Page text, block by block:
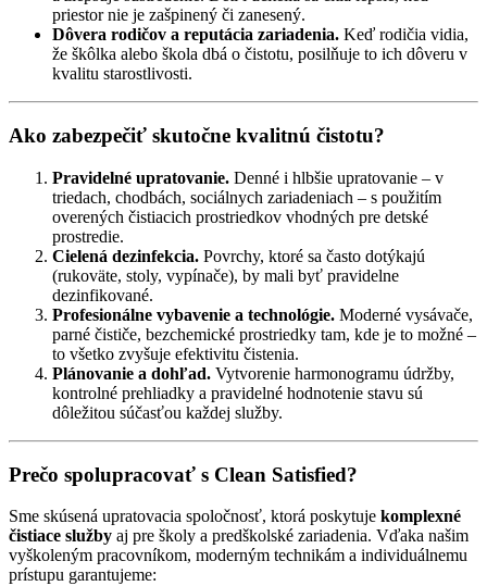
priestor nie je zašpinený či zanesený.
Dôvera rodičov a reputácia zariadenia. Keď rodičia vidia,
že škôlka alebo škola dbá o čistotu, posilňuje to ich dôveru v
kvalitu starostlivosti.
Ako zabezpečiť skutočne kvalitnú čistotu?
Pravidelné upratovanie. Denné i hlbšie upratovanie – v
triedach, chodbách, sociálnych zariadeniach – s použitím
overených čistiacich prostriedkov vhodných pre detské
prostredie.
Cielená dezinfekcia. Povrchy, ktoré sa často dotýkajú
(rukoväte, stoly, vypínače), by mali byť pravidelne
dezinfikované.
Profesionálne vybavenie a technológie. Moderné vysávače,
parné čističe, bezchemické prostriedky tam, kde je to možné –
to všetko zvyšuje efektivitu čistenia.
Plánovanie a dohľad. Vytvorenie harmonogramu údržby,
kontrolné prehliadky a pravidelné hodnotenie stavu sú
dôležitou súčasťou každej služby.
Prečo spolupracovať s Clean Satisfied?
Sme skúsená upratovacia spoločnosť, ktorá poskytuje komplexné
čistiace služby aj pre školy a predškolské zariadenia. Vďaka našim
vyškoleným pracovníkom, moderným technikám a individuálnemu
prístupu garantujeme: